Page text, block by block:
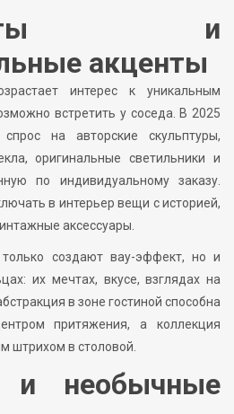
и
акценты
интерес к уникальным
встретить у соседа. В 2025
на авторские скульптуры,
оригинальные светильники и
по индивидуальному заказу.
в интерьер вещи с историей,
аксессуары.
создают вау-эффект, но и
их мечтах, вкусе, взглядах на
в зоне гостиной способна
притяжения, а коллекция
штрихом в столовой.
и необычные